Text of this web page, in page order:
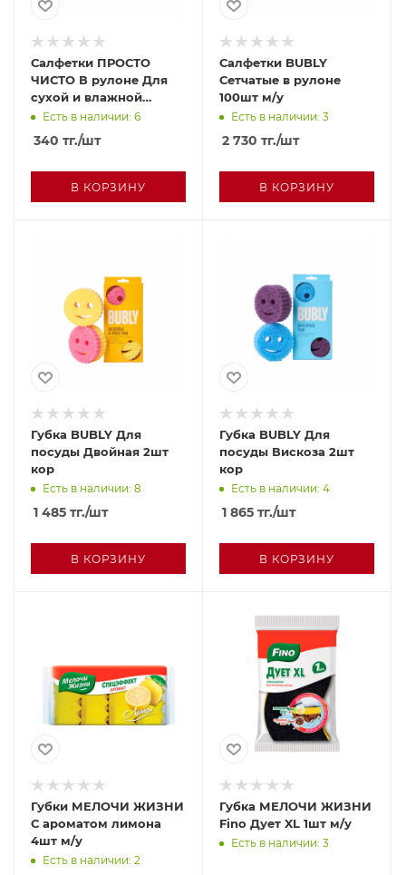
Салфетки ПРОСТО
ЧИСТО В рулоне Для
сухой и влажной
уборки 40шт
Есть в наличии: 6
340 тг./шт
В КОРЗИНУ
Салфетки BUBLY
Сетчатые в рулоне
100шт м/у
Есть в наличии: 3
2 730 тг./шт
В КОРЗИНУ
Губка BUBLY Для
посуды Двойная 2шт
кор
Есть в наличии: 8
1 485 тг./шт
В КОРЗИНУ
Губка BUBLY Для
посуды Вискоза 2шт
кор
Есть в наличии: 4
1 865 тг./шт
В КОРЗИНУ
Губки МЕЛОЧИ ЖИЗНИ
С ароматом лимона
4шт м/у
Есть в наличии: 2
Губка МЕЛОЧИ ЖИЗНИ
Fino Дует XL 1шт м/у
Есть в наличии: 3